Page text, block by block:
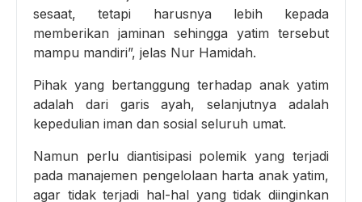
sesaat, tetapi harusnya lebih kepada
memberikan jaminan sehingga yatim tersebut
mampu mandiri”, jelas Nur Hamidah.
Pihak yang bertanggung terhadap anak yatim
adalah dari garis ayah, selanjutnya adalah
kepedulian iman dan sosial seluruh umat.
Namun perlu diantisipasi polemik yang terjadi
pada manajemen pengelolaan harta anak yatim,
agar tidak terjadi hal-hal yang tidak diinginkan